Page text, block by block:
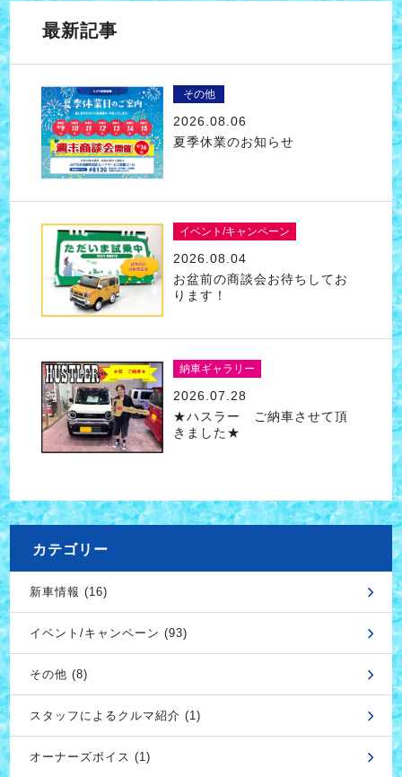
最新記事
その他
2026.08.06
夏季休業のお知らせ
イベント/キャンペーン
2026.08.04
お盆前の商談会お待ちしてお
ります！
納車ギャラリー
2026.07.28
★ハスラー ご納車させて頂
きました★
カテゴリー
新車情報 (16)
イベント/キャンペーン (93)
その他 (8)
スタッフによるクルマ紹介 (1)
オーナーズボイス (1)